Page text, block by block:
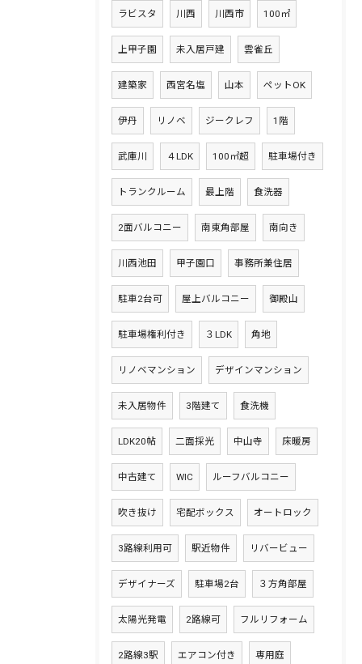
ラビスタ 川西 川西市 100㎡
上甲子園 未入居戸建 雲雀丘
建築家 西宮名塩 山本 ペットOK
伊丹 リノベ ジークレフ 1階
武庫川 ４LDK 100㎡超 駐車場付き
トランクルーム 最上階 食洗器
2面バルコニー 南東角部屋 南向き
川西池田 甲子園口 事務所兼住居
駐車2台可 屋上バルコニー 御殿山
駐車場権利付き ３LDK 角地
リノベマンション デザインマンション
未入居物件 3階建て 食洗機
LDK20帖 二面採光 中山寺 床暖房
中古建て WIC ルーフバルコニー
吹き抜け 宅配ボックス オートロック
3路線利用可 駅近物件 リバービュー
デザイナーズ 駐車場2台 ３方角部屋
太陽光発電 2路線可 フルリフォーム
2路線3駅 エアコン付き 専用庭